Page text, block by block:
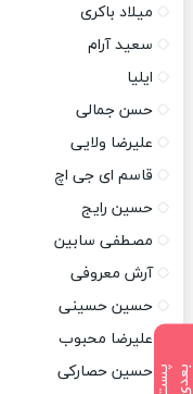
پ
س
ت
ب
ع
د ی
میلاد باکری
سعید آرام
ایلیا
حسن جمالی
علیرضا ولایی
قاسم ای جی اچ
حسین رایج
مصطفی سابین
آرش معروفی
حسین حسینی
علیرضا محبوب
حسین حصارکی